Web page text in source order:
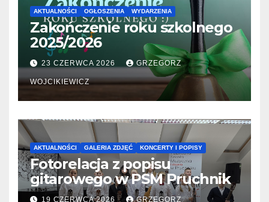
AKTUALNOŚCI OGŁOSZENIA WYDARZENIA
Zakończenie roku szkolnego
2025/2026
23 CZERWCA 2026 GRZEGORZ
WOJCIKIEWICZ
AKTUALNOŚCI GALERIA ZDJĘĆ KONCERTY I POPISY
Fotorelacja z popisu
gitarowego w PSM Pruchnik
19 CZERWCA 2026 GRZEGORZ